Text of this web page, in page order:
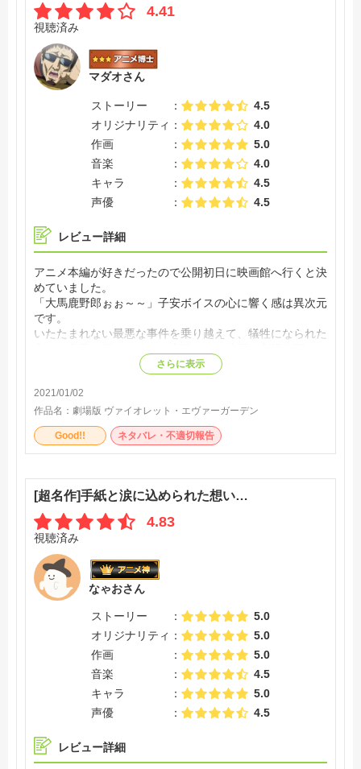
4.41
視聴済み
マダオさん
ストーリー
4.5
オリジナリティ
4.0
作画
5.0
音楽
4.0
キャラ
4.5
声優
4.5
レビュー詳細
アニメ本編が好きだったので公開初日に映画館へ行くと決
めていました。
「大馬鹿野郎ぉぉ～～」子安ボイスの心に響く感は異次元
です。
いたたまれない最悪な事件を乗り越えて、犠牲になられた
導いた京アニは本当にすごいと思うし勇気をもらえた。
普段はジャンプ勢だし鬼滅も好きだけど、個人的に2020
年のBESTアニメ映画はコレ一択！
さらに表示
2021/01/02
作品名： 劇場版 ヴァイオレット・エヴァーガーデン
Good!! ネタバレ・不適切報告
[超名作]手紙と涙に込められた想い…
4.83
視聴済み
なゃおさん
ストーリー
5.0
オリジナリティ
5.0
作画
5.0
音楽
4.5
キャラ
5.0
声優
4.5
レビュー詳細